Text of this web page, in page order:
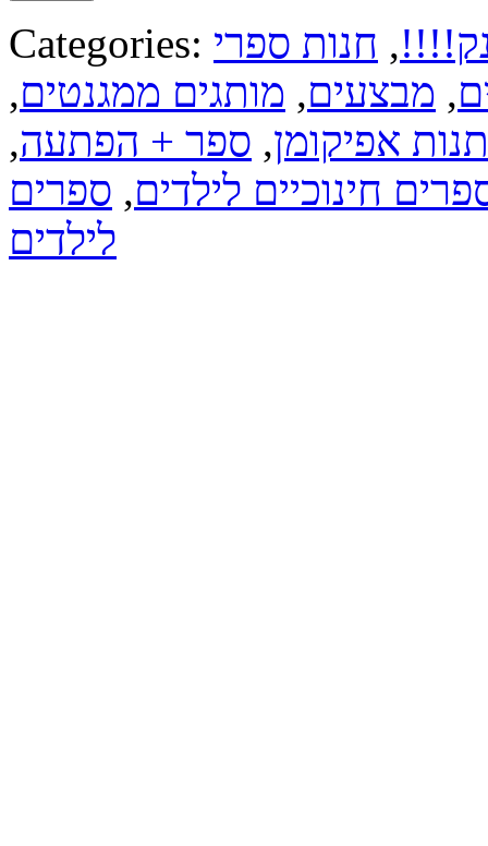
Categories: , חנות ספרי
, מבצעים, מותגים ממגנטים,
אפיקומן, ספר + הפתעה,
חינוכיים לילדים, ספרים
לילדים